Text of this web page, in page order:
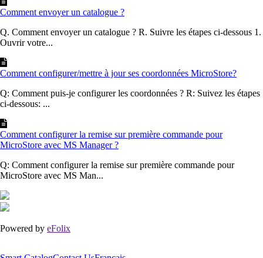
Comment envoyer un catalogue ?
Q. Comment envoyer un catalogue ? R. Suivre les étapes ci-dessous 1.
Ouvrir votre...
Comment configurer/mettre à jour ses coordonnées MicroStore?
Q: Comment puis-je configurer les coordonnées ? R: Suivez les étapes
ci-dessous: ...
Comment configurer la remise sur première commande pour
MicroStore avec MS Manager ?
Q: Comment configurer la remise sur première commande pour
MicroStore avec MS Man...
Powered by eFolix